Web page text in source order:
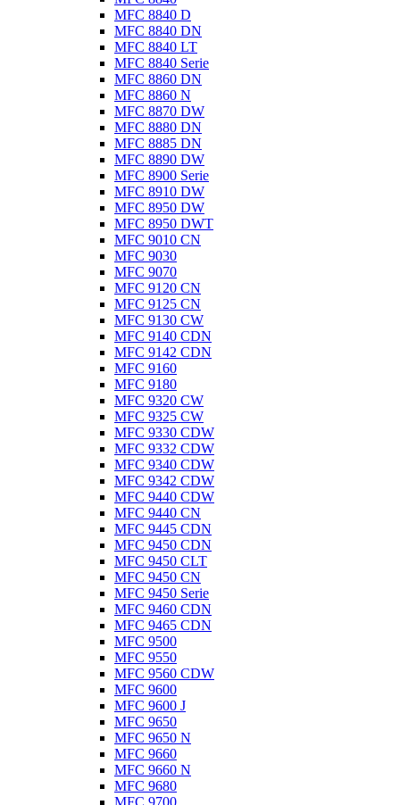
MFC 8840 D
MFC 8840 DN
MFC 8840 LT
MFC 8840 Serie
MFC 8860 DN
MFC 8860 N
MFC 8870 DW
MFC 8880 DN
MFC 8885 DN
MFC 8890 DW
MFC 8900 Serie
MFC 8910 DW
MFC 8950 DW
MFC 8950 DWT
MFC 9010 CN
MFC 9030
MFC 9070
MFC 9120 CN
MFC 9125 CN
MFC 9130 CW
MFC 9140 CDN
MFC 9142 CDN
MFC 9160
MFC 9180
MFC 9320 CW
MFC 9325 CW
MFC 9330 CDW
MFC 9332 CDW
MFC 9340 CDW
MFC 9342 CDW
MFC 9440 CDW
MFC 9440 CN
MFC 9445 CDN
MFC 9450 CDN
MFC 9450 CLT
MFC 9450 CN
MFC 9450 Serie
MFC 9460 CDN
MFC 9465 CDN
MFC 9500
MFC 9550
MFC 9560 CDW
MFC 9600
MFC 9600 J
MFC 9650
MFC 9650 N
MFC 9660
MFC 9660 N
MFC 9680
MFC 9700